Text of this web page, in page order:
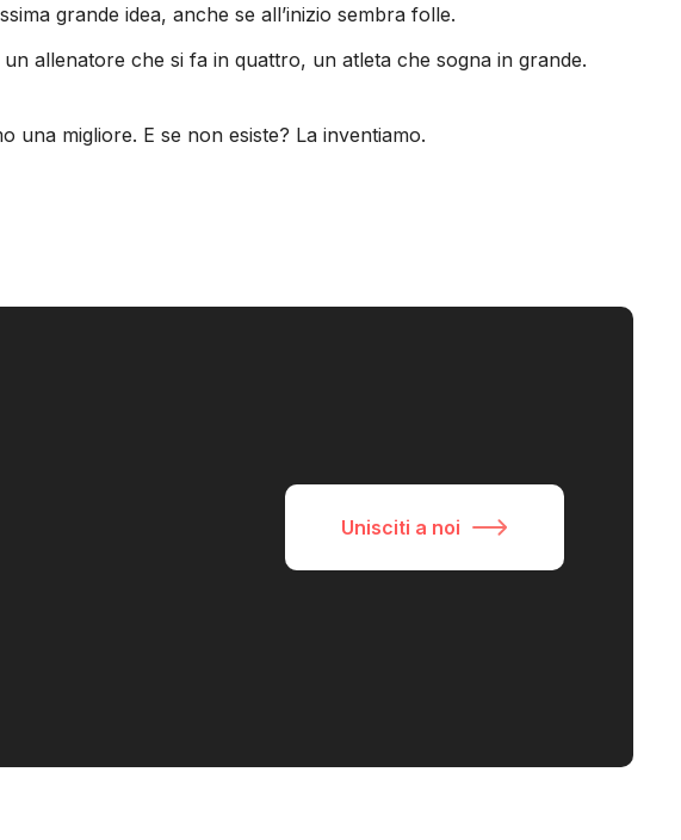
grande idea, anche se all’inizio sembra folle.
allenatore che si fa in quattro, un atleta che sogna in grande.
migliore. E se non esiste? La inventiamo.
Unisciti a noi